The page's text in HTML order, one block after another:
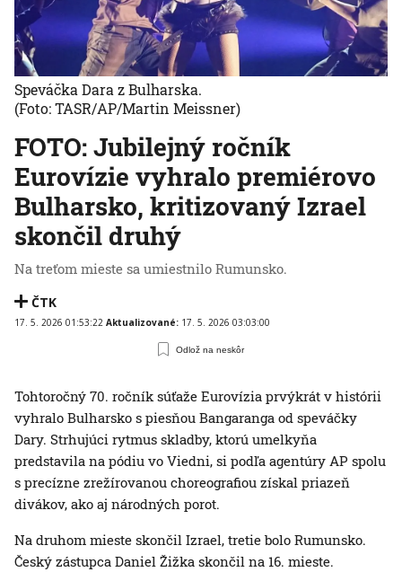
FOTO: Jubilejný ročník
Eurovízie vyhralo premiérovo
Bulharsko, kritizovaný Izrael
skončil druhý
Na treťom mieste sa umiestnilo Rumunsko.
ČTK
17. 5. 2026 01:53:22 Aktualizované: 17. 5. 2026 03:03:00
Odlož na neskôr
Speváčka Dara z Bulharska.
(Foto: TASR/AP/Martin Meissner)
Tohtoročný 70. ročník súťaže Eurovízia prvýkrát v histórii
vyhralo Bulharsko s piesňou Bangaranga od speváčky
Dary. Strhujúci rytmus skladby, ktorú umelkyňa
predstavila na pódiu vo Viedni, si podľa agentúry AP spolu
s precízne zrežírovanou choreografiou získal priazeň
divákov, ako aj národných porot.
Na druhom mieste skončil Izrael, tretie bolo Rumunsko.
Český zástupca Daniel Žižka skončil na 16. mieste.